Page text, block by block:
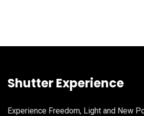
Shutter Experience
Experience Freedom, Light and New